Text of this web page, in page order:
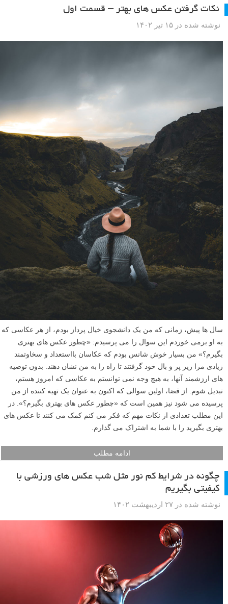
عکاس هدر فاکنر می گوید: «حضور داشته باشید. این به معنای برقراری
هایتان پایین بیاورید و انسان باشید. دوربین را برای گرفتن یک عکس تعیین
کننده بالا ببرید. اما به یاد داشته باشید که دوباره آن را پایین بیاورید تا سوژه
خود را بررسی کنید، مثل وقتی که برای نفس کشیدن از آب بیرون می آیید.»
نکات گرفتن عکس های بهتر – قسمت اول
نوشته شده در ۱۵ تیر ۱۴۰۲
سال ها پیش، زمانی که من یک دانشجوی خیال پرداز بودم، از هر عکاسی که
به او برمی خوردم این سوال را می پرسیدم: «چطور عکس های بهتری
بگیرم؟» من بسیار خوش شانس بودم که عکاسان بااستعداد و سخاوتمند
زیادی مرا زیر پر و بال خود گرفتند تا راه را به من نشان دهند. بدون توصیه
های ارزشمند آنها، به هیچ وجه نمی توانستم به عکاسی که امروز هستم،
تبدیل شوم. از قضا، اولین سوالی که اکنون به عنوان یک تهیه کننده از من
پرسیده می شود نیز همین است که «چطور عکس های بهتری بگیرم؟». در
این مطلب تعدادی از نکات مهم که فکر می کنم کمک می کنند تا عکس های
بهتری بگیرید را با شما به اشتراک می گذارم.
ادامه مطلب